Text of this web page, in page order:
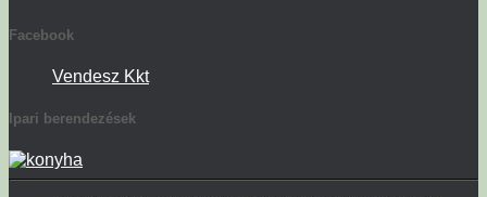
Facebook
Vendesz Kkt
Ipari berendezések